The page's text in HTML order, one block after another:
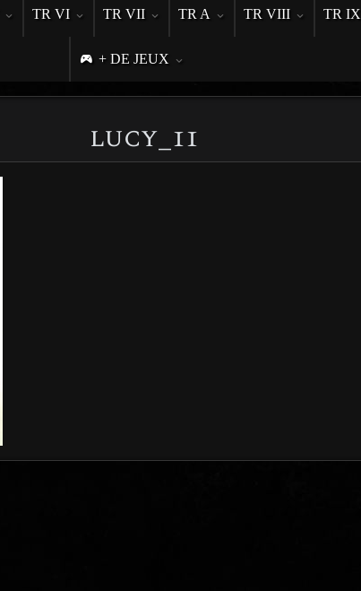
TR VI TR VII TR A TR VIII TR IX
+ DE JEUX
lucy_11